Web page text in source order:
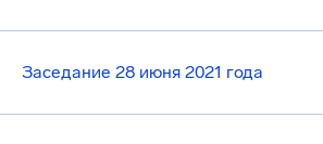
Заседание 28 июня 2021 года